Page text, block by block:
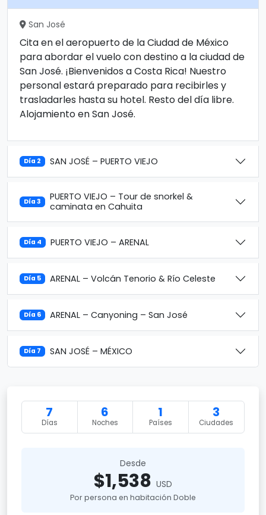
San José
Cita en el aeropuerto de la Ciudad de México
para abordar el vuelo con destino a la ciudad de
San José. ¡Bienvenidos a Costa Rica! Nuestro
personal estará preparado para recibirles y
trasladarles hasta su hotel. Resto del día libre.
Alojamiento en San José.
Día 2 SAN JOSÉ – PUERTO VIEJO
Día 3
PUERTO VIEJO – Tour de snorkel &
caminata en Cahuita
Día 4 PUERTO VIEJO – ARENAL
Día 5 ARENAL – Volcán Tenorio & Río Celeste
Día 6 ARENAL – Canyoning – San José
Día 7 SAN JOSÉ – MÉXICO
7
Días
6
Noches
1
Países
3
Ciudades
Desde
$1,538 USD
Por persona en habitación Doble